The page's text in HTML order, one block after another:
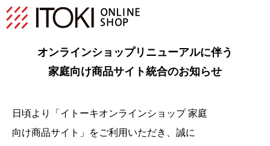
オンラインショップリニューアルに伴う
家庭向け商品サイト統合のお知らせ
日頃より「イトーキオンラインショップ 家庭
向け商品サイト」をご利用いただき、 誠に